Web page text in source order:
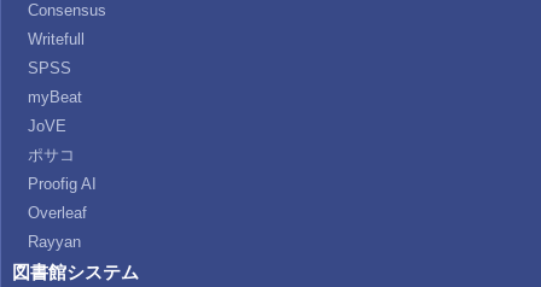
Consensus
Writefull
SPSS
myBeat
JoVE
ポサコ
Proofig AI
Overleaf
Rayyan
図書館システム